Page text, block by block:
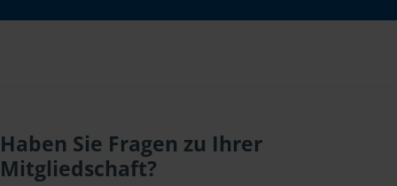
Haben Sie Fragen zu Ihrer
Mitgliedschaft?